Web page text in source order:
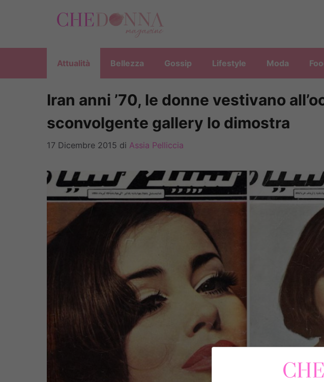
Attualità Bellezza Gossip Lifestyle Moda
Iran anni ’70, le donne vestivano
sconvolgente gallery lo dimostra
17 Dicembre 2015 di Assia Pelliccia